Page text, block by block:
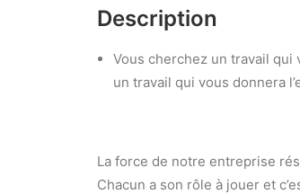
Description
Vous cherchez un travail qui
un travail qui vous donnera
La force de notre entreprise
Chacun a son rôle à jouer et